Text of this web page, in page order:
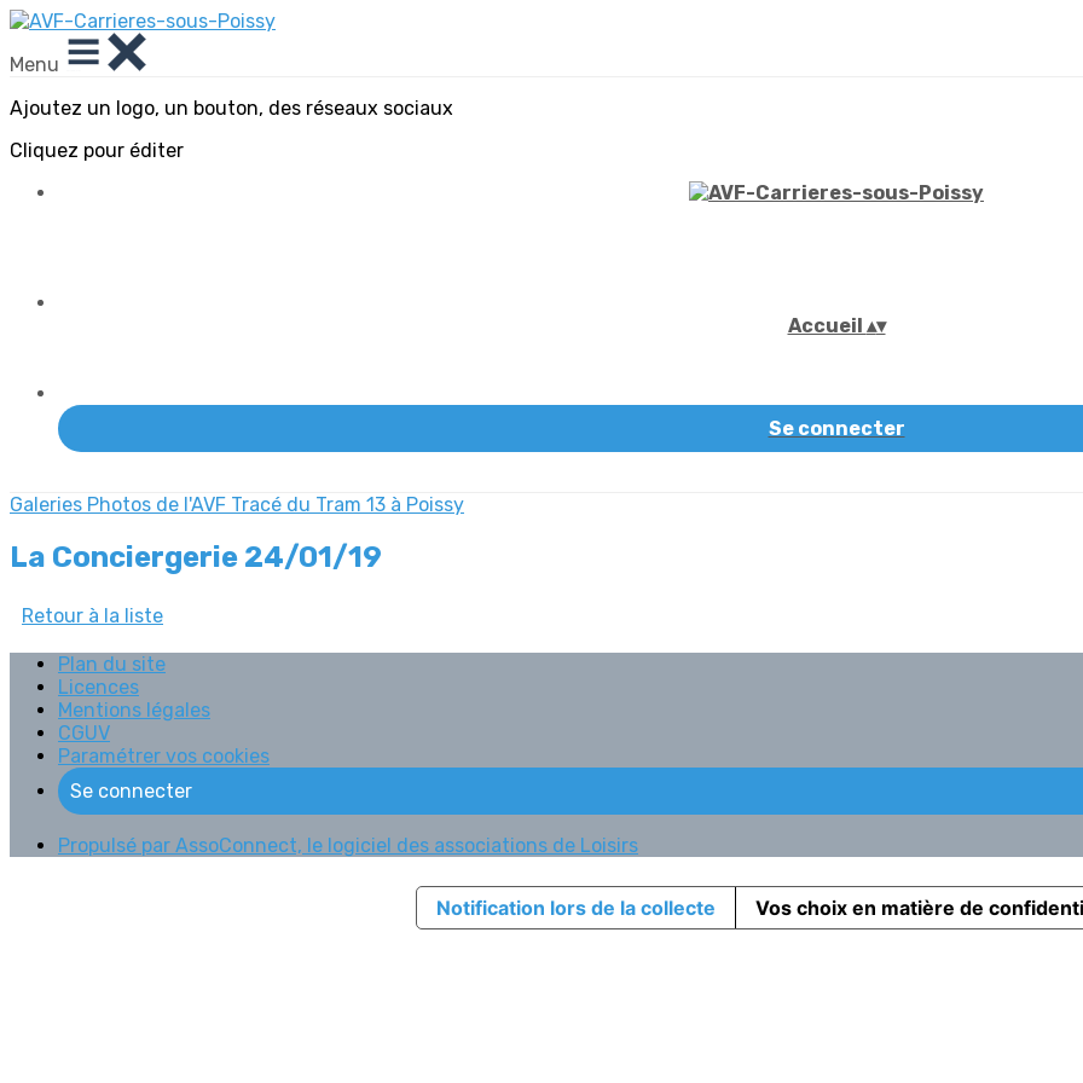
Menu
Ajoutez un logo, un bouton, des réseaux sociaux
Cliquez pour éditer
Accueil ▴▾
Se connecter
Galeries Photos de l'AVF Tracé du Tram 13 à Poissy
La Conciergerie 24/01/19
Retour à la liste
Plan du site
Licences
Mentions légales
CGUV
Paramétrer vos cookies
Se connecter
Propulsé par AssoConnect, le logiciel des associations de Loisirs
Notification lors de la collecte Vos choix en matière de